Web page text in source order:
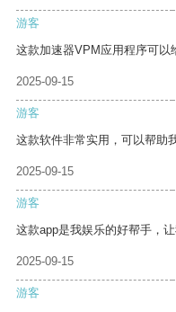
游客
这款加速器VPM应用程序可以
2025-09-15
游客
这款软件非常实用，可以帮助
2025-09-15
游客
这款app是我娱乐的好帮手，
2025-09-15
游客